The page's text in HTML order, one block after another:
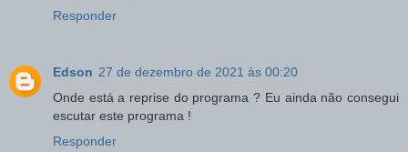
Responder
Edson 27 de dezembro de 2021 às 00:20
Onde está a reprise do programa ? Eu ainda não consegui
escutar este programa !
Responder